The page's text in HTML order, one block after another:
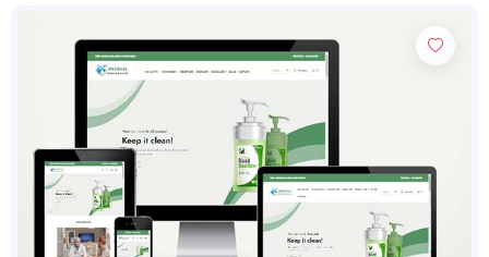
Sepetiniz boş